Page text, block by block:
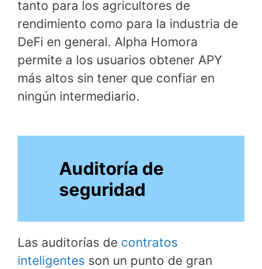
tanto para los agricultores de
rendimiento como para la industria de
DeFi en general. Alpha Homora
permite a los usuarios obtener APY
más altos sin tener que confiar en
ningún intermediario.
Auditoría de
seguridad
Las auditorías de contratos
inteligentes son un punto de gran